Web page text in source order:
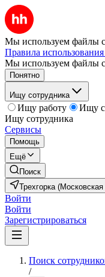
Мы используем файлы
Правила
Мы используем файлы
Понятно
Ищу сотрудника
Ищу работу
Ищу
Ищу сотрудника
Сервисы
Помощь
Ещё
Поиск
Трехгорка
Войти
Войти
Зарегистрироваться
Поиск
/